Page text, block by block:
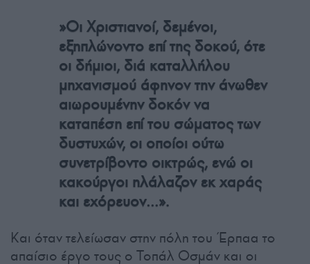
»Οι Χριστιανοί, δεμένοι,
εξηπλώνοντο επί της δοκού, ότε
οι δήμιοι, διά καταλλήλου
μηχανισμού άφηνον την άνωθεν
αιωρουμένην δοκόν να
καταπέση επί του σώματος των
δυστυχών, οι οποίοι ούτω
συνετρίβοντο οικτρώς, ενώ οι
κακούργοι ηλάλαζον εκ χαράς
και εχόρευον…».
Και όταν τελείωσαν στην πόλη του Έρπαα το
απαίσιο έργο τους ο Τοπάλ Οσμάν και οι